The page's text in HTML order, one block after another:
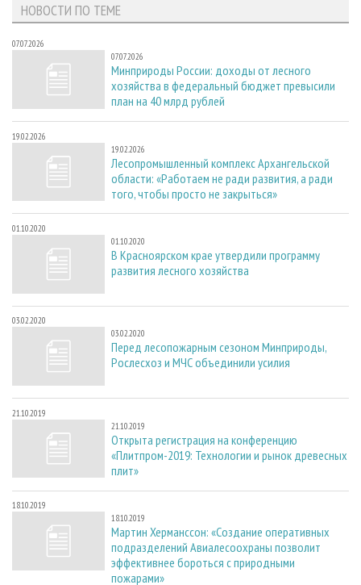
НОВОСТИ ПО ТЕМЕ
07.07.2026
07.07.2026
Минприроды России: доходы от лесного
хозяйства в федеральный бюджет превысили
план на 40 млрд рублей
19.02.2026
19.02.2026
Лесопромышленный комплекс Архангельской
области: «Работаем не ради развития, а ради
того, чтобы просто не закрыться»
01.10.2020
01.10.2020
В Красноярском крае утвердили программу
развития лесного хозяйства
03.02.2020
03.02.2020
Перед лесопожарным сезоном Минприроды,
Рослесхоз и МЧС объединили усилия
21.10.2019
21.10.2019
Открыта регистрация на конференцию
«Плитпром-2019: Технологии и рынок древесных
плит»
18.10.2019
18.10.2019
Мартин Херманссон: «Создание оперативных
подразделений Авиалесоохраны позволит
эффективнее бороться с природными
пожарами»